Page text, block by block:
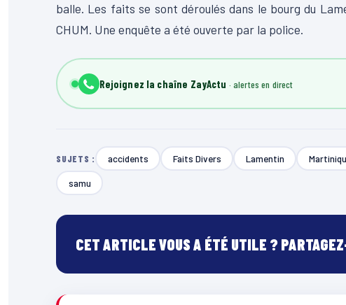
balle. Les faits se sont déroulés dans le bourg du
CHUM. Une enquête a été ouverte par la police.
Rejoignez la chaîne ZayActu
SUJETS : accidents Faits Divers Lamentin
samu
CET ARTICLE VOUS A ÉTÉ UTILE ?